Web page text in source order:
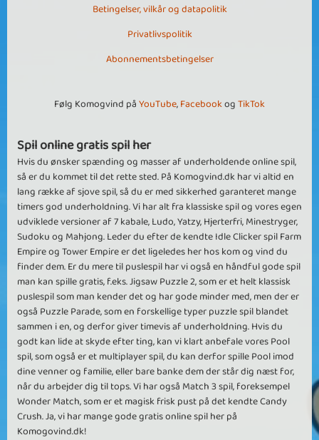
Betingelser, vilkår og datapolitik
Privatlivspolitik
Abonnementsbetingelser
Følg Komogvind påYouTube,FacebookogTikTok
Spil online gratis spil her
Hvis du ønsker spænding og masser af underholdende online spil,
så er du kommet til det rette sted. På Komogvind.dk har vi altid en
lang række af sjove spil, så du er med sikkerhed garanteret mange
timers god underholdning. Vi har alt fra klassiske spil og vores egen
udviklede versioner af 7 kabale, Ludo, Yatzy, Hjerterfri, Minestryger,
Sudoku og Mahjong. Leder du efter de kendte Idle Clicker spil Farm
Empire og Tower Empire er det ligeledes her hos kom og vind du
finder dem. Er du mere til puslespil har vi også en håndful gode spil
man kan spille gratis, f.eks. Jigsaw Puzzle 2, som er et helt klassisk
puslespil som man kender det og har gode minder med, men der er
også Puzzle Parade, som en forskellige typer puzzle spil blandet
sammen i en, og derfor giver timevis af underholdning. Hvis du
godt kan lide at skyde efter ting, kan vi klart anbefale vores Pool
spil, som også er et multiplayer spil, du kan derfor spille Pool imod
dine venner og familie, eller bare banke dem der står dig næst for,
når du arbejder dig til tops. Vi har også Match 3 spil, foreksempel
Wonder Match, som er et magisk frisk pust på det kendte Candy
Crush. Ja, vi har mange gode gratis online spil her på
Komogovind.dk!